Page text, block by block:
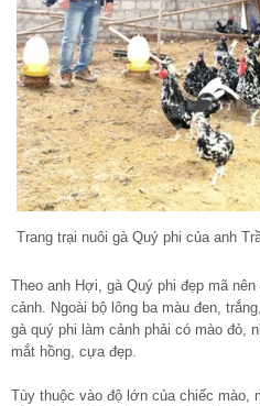
Trang trại nuôi gà Quý phi của anh
Theo anh Hợi, gà Quý phi đẹp mã
cảnh. Ngoài bộ lông ba màu đen,
gà quý phi làm cảnh phải có mào đỏ,
mắt hồng, cựa đẹp.
Tùy thuộc vào độ lớn của chiếc mào,